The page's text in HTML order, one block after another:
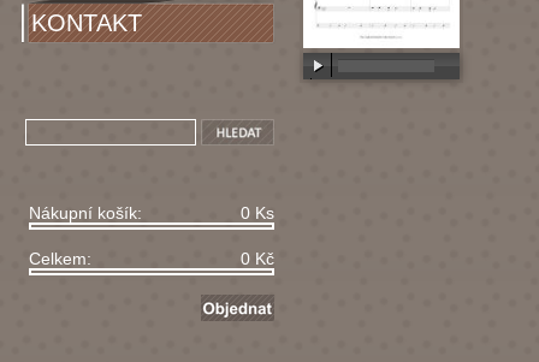
KONTAKT
Nákupní košík: 0 Ks
Celkem: 0 Kč